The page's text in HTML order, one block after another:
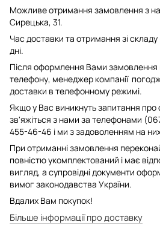
Можливе отримання замовлення з
Сирецька, 31.
Час доставки та отримання зі
дні.
Після оформлення Вами замовлення
телефону, менеджер компанії
доставки в телефонному режимі.
Якщо у Вас виникнуть запитання про
зв'яжіться з нами за телефонами
455-46-46 і ми з задоволенням на них
При отриманні замовлення
повністю укомплектований і має
вигляд, а супровідні документи
вимог законодавства України.
Вдалих Вам покупок!
Більше інформації про доставку